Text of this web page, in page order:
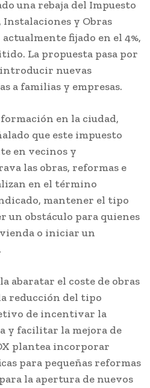
una rebaja del Impuesto
y Obras
fijado en el 4%,
La propuesta pasa por
nuevas
a familias y empresas.
en la ciudad,
que este impuesto
en vecinos y
las obras, reformas e
en el término
mantener el tipo
un obstáculo para quienes
o iniciar un
abaratar el coste de obras
reducción del tipo
de incentivar la
y facilitar la mejora de
plantea incorporar
para pequeñas reformas
la apertura de nuevos